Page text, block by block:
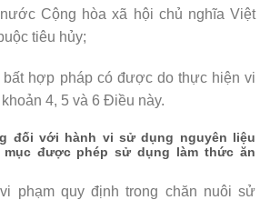
Cộng hòa xã hội chủ nghĩa Việt
tiêu hủy;
hợp pháp có được do thực hiện vi
4, 5 và 6 Điều này.
đối với hành vi sử dụng nguyên liệu
mục được phép sử dụng làm thức ăn
phạm quy định trong chăn nuôi sử